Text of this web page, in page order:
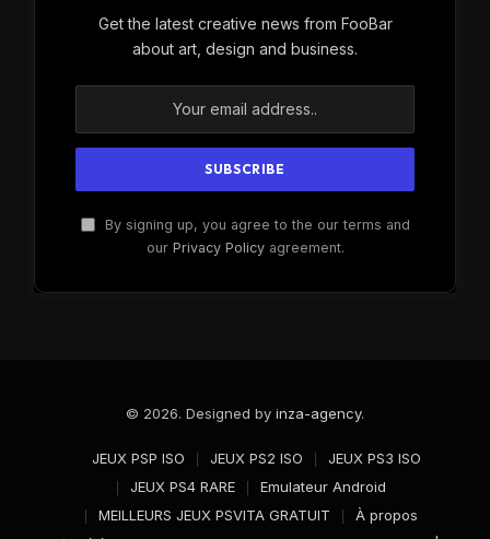
Get the latest creative news from FooBar
about art, design and business.
By signing up, you agree to the our terms and
our Privacy Policyagreement.
© 2026. Designed by inza-agency.
JEUX PSP ISO JEUX PS2 ISO
JEUX PS3 ISO
JEUX PS4 RARE
Emulateur Android
MEILLEURS JEUX PSVITA GRATUIT
À propos